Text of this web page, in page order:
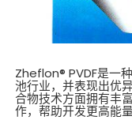
Zheflon® PVDF是一
池行业，并表现出优
合物技术方面拥有丰
作，帮助开发更高能